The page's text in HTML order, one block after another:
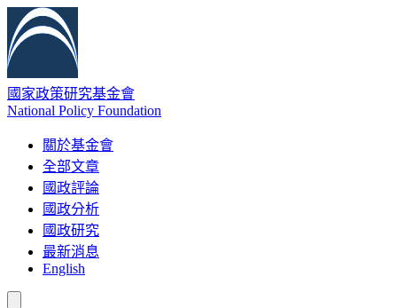
國家政策研究基金會
National Policy Foundation
關於基金會
全部文章
國政評論
國政分析
國政研究
最新消息
English